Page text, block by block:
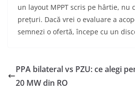
un layout MPPT scris pe hârtie, nu
prețuri. Dacă vrei o evaluare a
semnezi o ofertă, începe cu un
PPA bilateral vs PZU: ce alegi
20 MW din RO